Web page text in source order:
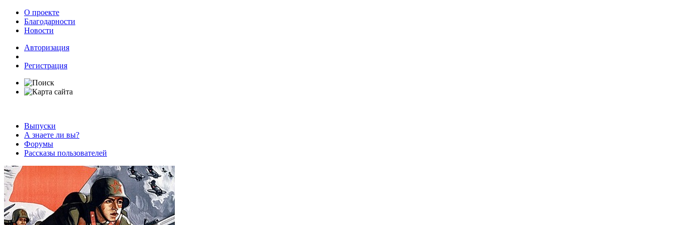
О проекте
Благодарности
Новости
Авторизация
Регистрация
Выпуски
А знаете ли вы?
Форумы
Рассказы пользователей